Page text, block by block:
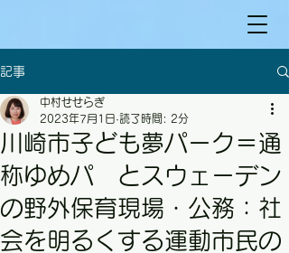
記事
川崎市子ども夢パーク＝通
称ゆめパ とスウェーデン
の野外保育現場・公務：社
会を明るくする運動市民の
中村せせらぎ
2023年7月1日 読了時間: 2分